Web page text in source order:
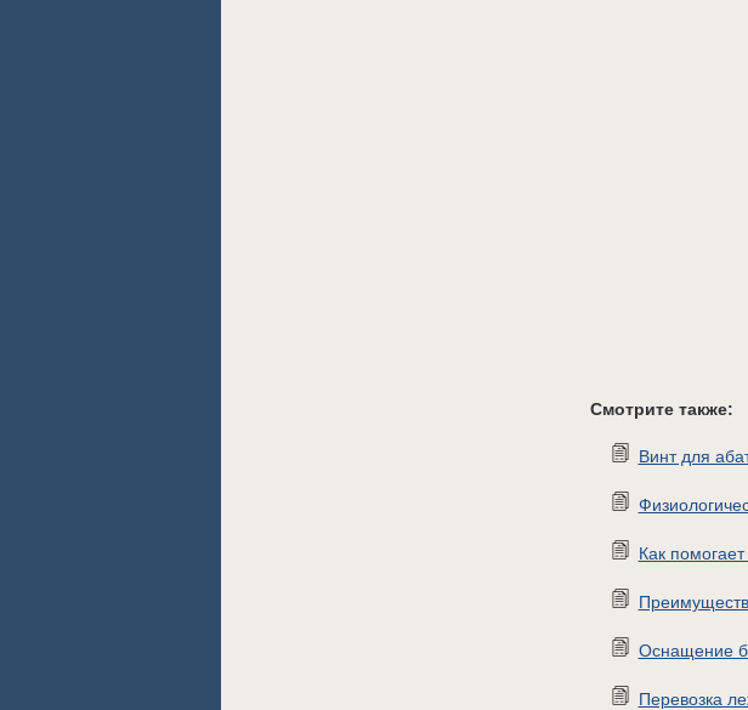
Смотрите также:
Винт для
Как
Оснащение
Перевозка